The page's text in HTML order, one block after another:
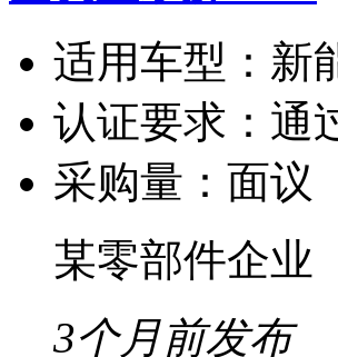
适用车型： 新
认证要求： 通
采购量： 面议
某零部件企业
3个月前发布